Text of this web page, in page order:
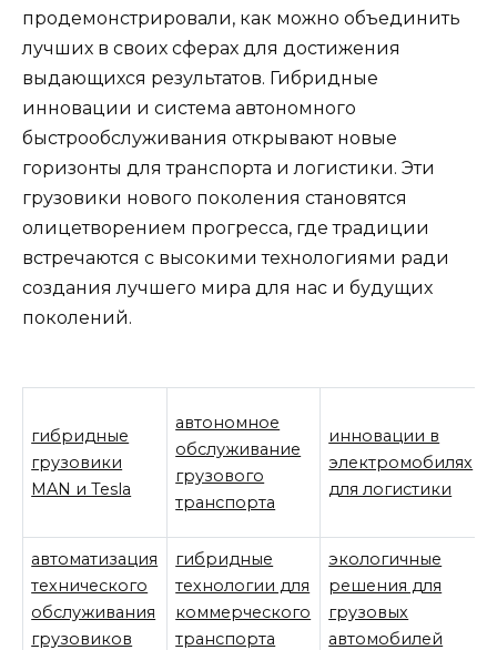
продемонстрировали, как можно объединить
лучших в своих сферах для достижения
выдающихся результатов. Гибридные
инновации и система автономного
быстрообслуживания открывают новые
горизонты для транспорта и логистики. Эти
грузовики нового поколения становятся
олицетворением прогресса, где традиции
встречаются с высокими технологиями ради
создания лучшего мира для нас и будущих
поколений.
гибридные
грузовики
MAN и Tesla
автономное
обслуживание
грузового
транспорта
инновации в
электромобилях
для логистики
автоматизация
технического
обслуживания
грузовиков
гибридные
технологии для
коммерческого
транспорта
экологичные
решения для
грузовых
автомобилей